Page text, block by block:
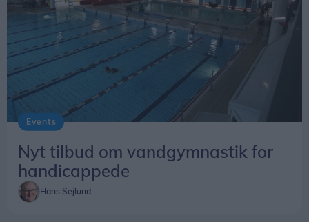
Events
Nyt tilbud om vandgymnastik for
handicappede
Hans Sejlund